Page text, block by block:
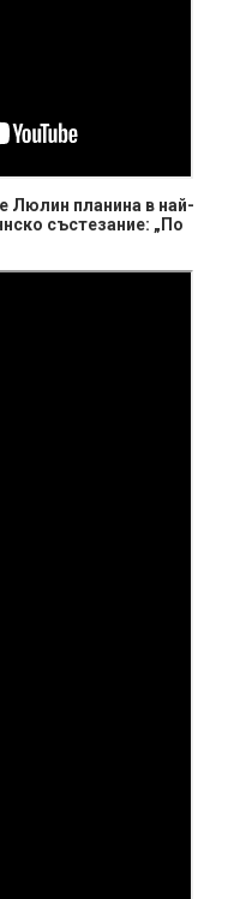
Люлин планина в най-
състезание: „По